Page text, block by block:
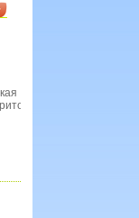
обл. Название
и вместе с ними